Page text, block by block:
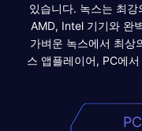
있습니다. 녹스는 최
AMD, Intel 기기와 완
가벼운 녹스에서 최상
스 앱플레이어, PC에